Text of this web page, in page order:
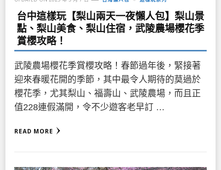
台中這樣玩【梨山兩天一夜懶人包】梨山景
點、梨山美食、梨山住宿，武陵農場櫻花季
賞櫻攻略！
武陵農場櫻花季賞櫻攻略！春節過年後，緊接著
迎來春暖花開的季節，其中最令人期待的莫過於
櫻花季，尤其梨山、福壽山、武陵農場，而且正
值228連假滿開，令不少遊客老早訂 …
READ MORE